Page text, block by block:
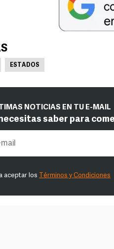
ESTADOS
NOTICIAS EN TU E-MAIL
saber para
aceptar los Términos y Condiciones